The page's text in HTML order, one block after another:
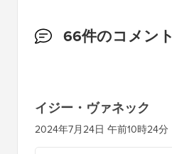
読
の
イ
ン
66件のコメント
イジー・ヴァネック
2024年7月24日 午前10時24分